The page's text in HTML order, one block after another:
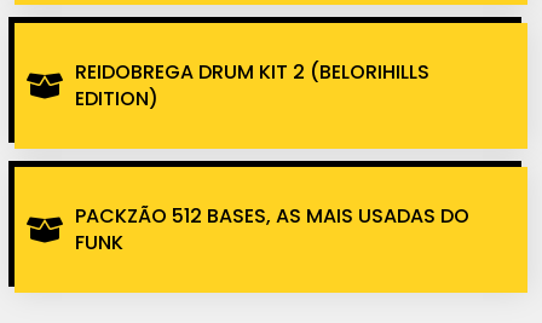
REIDOBREGA DRUM KIT 2 (BELORIHILLS
EDITION)
PACKZÃO 512 BASES, AS MAIS USADAS DO
FUNK